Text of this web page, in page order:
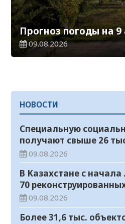
Прогноз погоды на 9
09.08.2026
НОВОСТИ
Специальную
получают свыше 26
занятых во вредных
09.08.2026
В Казахстане с
70
железнодорожных
09.08.2026
Более 31,6 тыс.